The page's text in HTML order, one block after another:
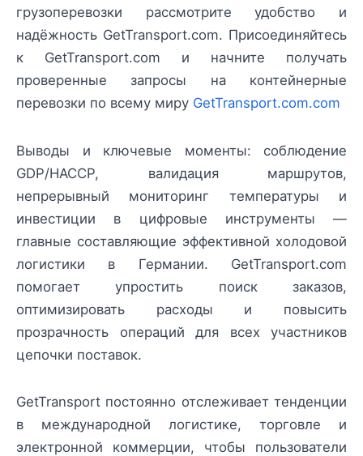
грузоперевозки рассмотрите удобство и
надёжность GetTransport.com. Присоединяйтесь
к GetTransport.com и начните получать
проверенные запросы на контейнерные
перевозки по всему миру GetTransport.com.com
Выводы и ключевые моменты: соблюдение
GDP/HACCP, валидация маршрутов,
непрерывный мониторинг температуры и
инвестиции в цифровые инструменты —
главные составляющие эффективной холодовой
логистики в Германии. GetTransport.com
помогает упростить поиск заказов,
оптимизировать расходы и повысить
прозрачность операций для всех участников
цепочки поставок.
GetTransport постоянно отслеживает тенденции
в международной логистике, торговле и
электронной коммерции, чтобы пользователи